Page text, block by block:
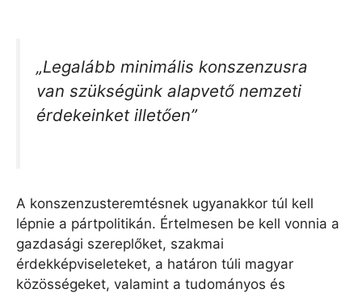
„Legalább minimális konszenzusra
van szükségünk alapvető nemzeti
érdekeinket illetően”
A konszenzusteremtésnek ugyanakkor túl kell
lépnie a pártpolitikán. Értelmesen be kell vonnia a
gazdasági szereplőket, szakmai
érdekképviseleteket, a határon túli magyar
közösségeket, valamint a tudományos és